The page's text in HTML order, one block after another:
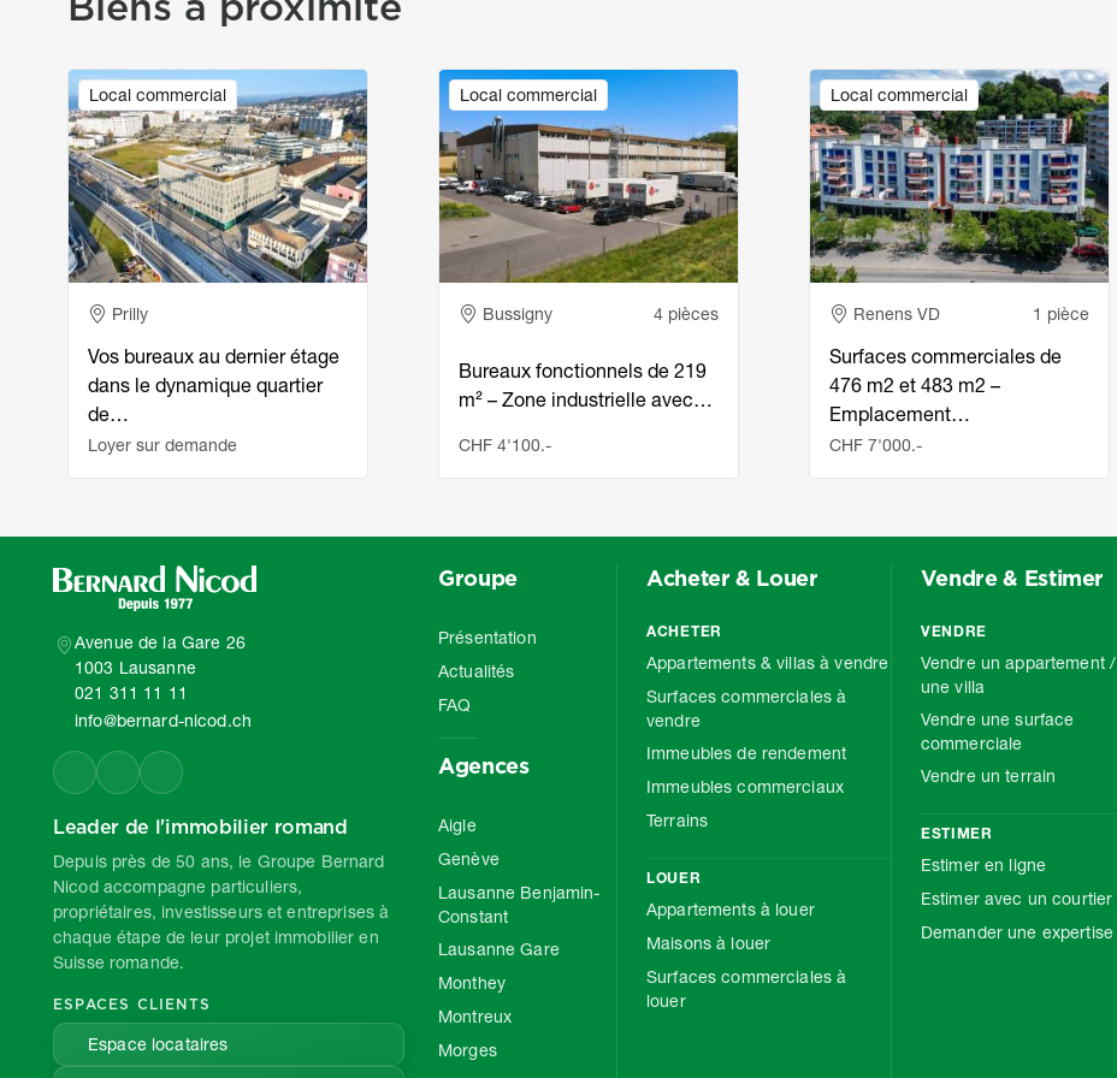
Local commercial
Image
Adresse
Prilly
Vos bureaux au dernier étage
dans le dynamique quartier
de…
Loyer sur demande
Local commercial
Image
Adresse
Bussigny 4 pièces
Bureaux fonctionnels de 219
m² – Zone industrielle avec…
CHF 4'100.-
Local commercial
Image
Adresse
Renens VD 1 pièce
Surfaces commerciales de
476 m2 et 483 m2 –
Emplacement…
CHF 7'000.-
Avenue de la Gare 26
1003 Lausanne
021 311 11 11
info@bernard-nicod.ch
Leader de l'immobilier romand
Depuis près de 50 ans, le Groupe Bernard
Nicod accompagne particuliers,
propriétaires, investisseurs et entreprises à
chaque étape de leur projet immobilier en
Suisse romande.
ESPACES CLIENTS
Espace locataires
Groupe
Présentation
Actualités
FAQ
Agences
Aigle
Genève
Lausanne Benjamin-
Constant
Lausanne Gare
Monthey
Montreux
Morges
Acheter & Louer
ACHETER
Appartements & villas à vendre
Surfaces commerciales à
vendre
Immeubles de rendement
Immeubles commerciaux
Terrains
LOUER
Appartements à louer
Maisons à louer
Surfaces commerciales à
louer
Vendre & Estimer
VENDRE
Vendre un appartement /
une villa
Vendre une surface
commerciale
Vendre un terrain
ESTIMER
Estimer en ligne
Estimer avec un courtier
Demander une expertise